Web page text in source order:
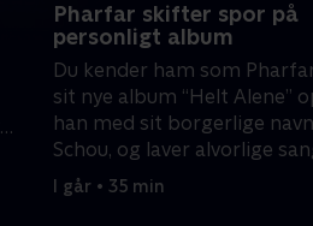
Pharfar skifter spor på
personligt album
Du kender ham som
sit nye album “Helt Alene”
han med sit borgerlige
Schou, og laver alvorlige
I går • 35 min